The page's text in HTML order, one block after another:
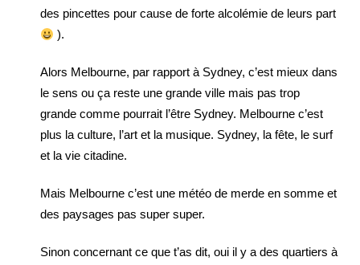
des pincettes pour cause de forte alcolémie de leurs part
).
Alors Melbourne, par rapport à Sydney, c’est mieux dans
le sens ou ça reste une grande ville mais pas trop
grande comme pourrait l’être Sydney. Melbourne c’est
plus la culture, l’art et la musique. Sydney, la fête, le surf
et la vie citadine.
Mais Melbourne c’est une météo de merde en somme et
des paysages pas super super.
Sinon concernant ce que t’as dit, oui il y a des quartiers à